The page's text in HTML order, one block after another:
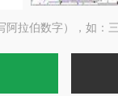
阿拉伯数字），如：